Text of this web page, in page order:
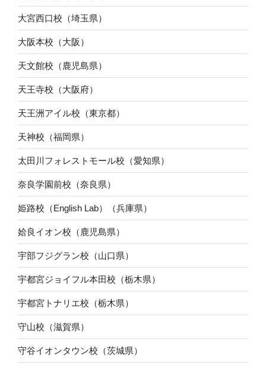
大宮西口校（埼玉県）
大阪本校（大阪）
天文館校（鹿児島県）
天王寺校（大阪府）
天王洲アイル校（東京都）
天神校（福岡県）
太田川フォレストモール校（愛知県）
奈良学園前校（奈良県）
姫路校（English Lab）（兵庫県）
姶良イオン校（鹿児島県）
宇部フジグラン校（山口県）
宇都宮ジョイフル本田校（栃木県）
宇都宮トナリエ校（栃木県）
守山校（滋賀県）
守谷イオンタウン校（茨城県）